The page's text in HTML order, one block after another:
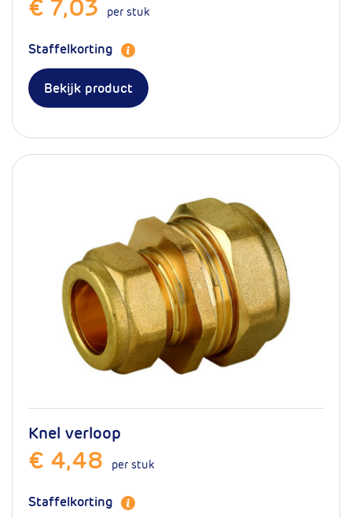
€ 7,03 per stuk
Staffelkorting
Bekijk product
Knel verloop
€ 4,48 per stuk
Staffelkorting